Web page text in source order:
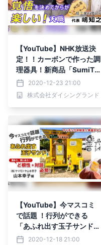
【YouTube】NHK放送決
定！！カーボンで作った調
理器具！新商品「SumiTo
ater」開発者と対談
2020-12-23 21:00
株式会社ダイシングランド
【YouTube】今マスコミ
で話題 ！行列ができる
「あふれ出す玉子サンド」
ど根性対談～マッチング弁
2020-12-18 21:00